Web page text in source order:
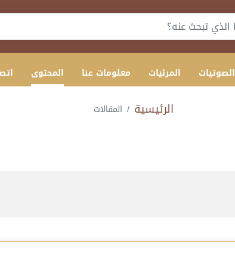
الصوتيات المرئيات معلومات عنا المحتوى
الرئيسية المقالات